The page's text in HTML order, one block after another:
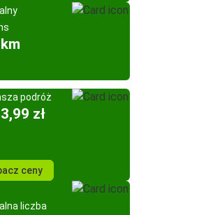
podróż
zł
ceny
liczba